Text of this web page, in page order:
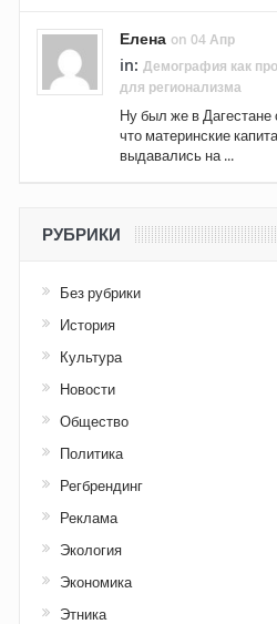
Елена on 04 Апр
in: Демография как
для регионализма
Ну был же в Дагестане
что материнские
выдавались на ...
РУБРИКИ
Без рубрики
История
Культура
Новости
Общество
Политика
Регбрендинг
Реклама
Экология
Экономика
Этника